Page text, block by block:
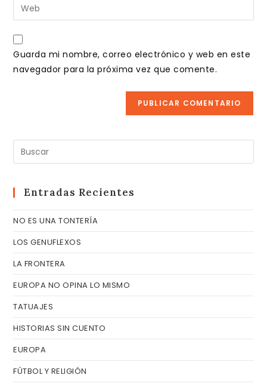
de
usuario
para
comentar
de
electrónico
para
comentar
Introduce
la
URL
de
Guarda mi nombre, correo electrónico y web en este
navegador para la próxima vez que comente.
Entradas Recientes
NO ES UNA TONTERÍA
LOS GENUFLEXOS
LA FRONTERA
EUROPA NO OPINA LO MISMO
TATUAJES
HISTORIAS SIN CUENTO
EUROPA
FÚTBOL Y RELIGIÓN